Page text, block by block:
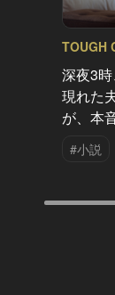
TOUGH
深夜3
現れた
が、本
#小説